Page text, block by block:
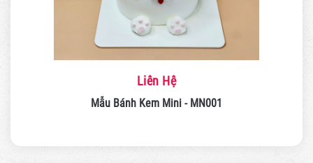
Liên Hệ
Mẫu Bánh Kem Mini - MN001